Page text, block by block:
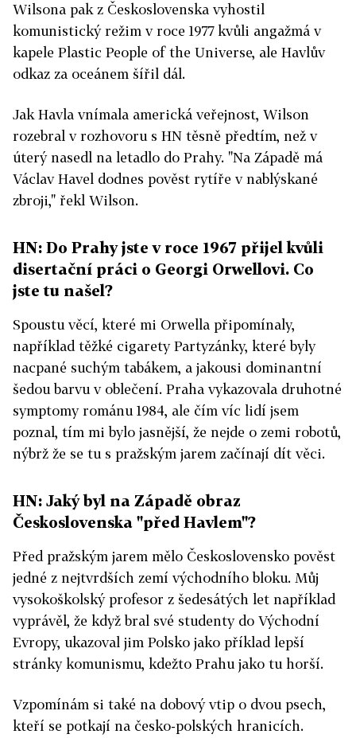
Wilsona pak z Československa vyhostil
komunistický režim v roce 1977 kvůli angažmá v
kapele Plastic People of the Universe, ale Havlův
odkaz za oceánem šířil dál.
Jak Havla vnímala americká veřejnost, Wilson
rozebral v rozhovoru s HN těsně předtím, než v
úterý nasedl na letadlo do Prahy. "Na Západě má
Václav Havel dodnes pověst rytíře v nablýskané
zbroji," řekl Wilson.
HN: Do Prahy jste v roce 1967 přijel kvůli
disertační práci o Georgi Orwellovi. Co
jste tu našel?
Spoustu věcí, které mi Orwella připomínaly,
například těžké cigarety Partyzánky, které byly
nacpané suchým tabákem, a jakousi dominantní
šedou barvu v oblečení. Praha vykazovala druhotné
symptomy románu 1984, ale čím víc lidí jsem
poznal, tím mi bylo jasnější, že nejde o zemi robotů,
nýbrž že se tu s pražským jarem začínají dít věci.
HN: Jaký byl na Západě obraz
Československa "před Havlem"?
Před pražským jarem mělo Československo pověst
jedné z nejtvrdších zemí východního bloku. Můj
vysokoškolský profesor z šedesátých let například
vyprávěl, že když bral své studenty do Východní
Evropy, ukazoval jim Polsko jako příklad lepší
stránky komunismu, kdežto Prahu jako tu horší.
Vzpomínám si také na dobový vtip o dvou psech,
kteří se potkají na česko-polských hranicích.